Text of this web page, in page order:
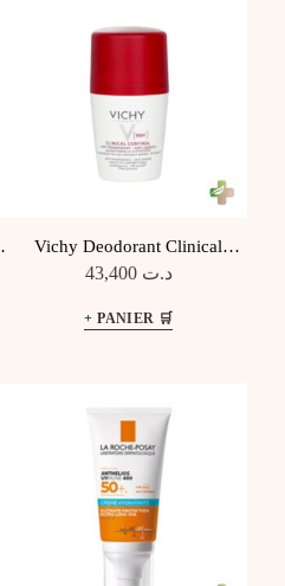
Vichy Deodorant Clinical
Control 96H 50Ml
د.ت 43,400